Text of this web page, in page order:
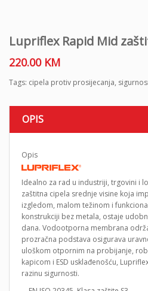
Lupriflex Rapid Mid
220.00 KM
Tags: cipela protiv prosijecanja,
OPIS
Opis
Idealno za rad u industriji, trgovini i
zaštitna cipela srednje visine koja
izgledom, malom težinom i
konstrukciji bez metala, ostaje
dana. Vodootporna membrana
prozračna podstava osigurava
uloškom otpornim na probijanje,
kapicom i ESD usklađenošću,
razinu sigurnosti.